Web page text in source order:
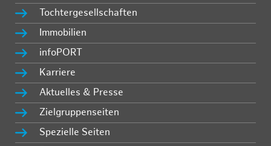
Tochtergesellschaften
Immobilien
infoPORT
Karriere
Aktuelles & Presse
Zielgruppenseiten
Spezielle Seiten